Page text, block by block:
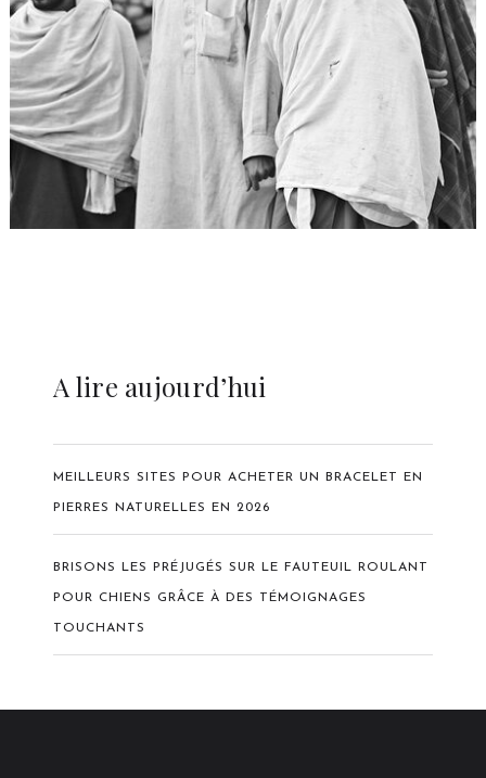
A lire aujourd’hui
MEILLEURS SITES POUR ACHETER UN BRACELET EN
PIERRES NATURELLES EN 2026
BRISONS LES PRÉJUGÉS SUR LE FAUTEUIL ROULANT
POUR CHIENS GRÂCE À DES TÉMOIGNAGES
TOUCHANTS